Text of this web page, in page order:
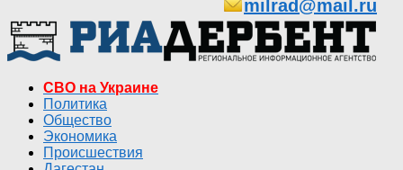
milrad@mail.ru
СВО на Украине
Политика
Общество
Экономика
Происшествия